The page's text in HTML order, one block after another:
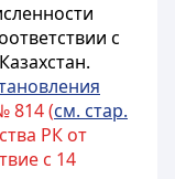
с
814 (см. стар.
РК от
с 14